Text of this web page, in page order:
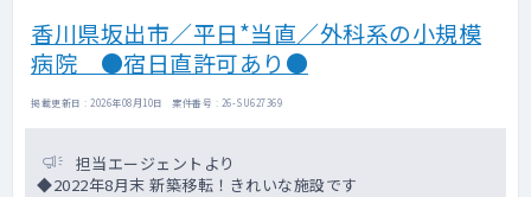
香川県坂出市／平日*当直／外科系の小規模
病院 ●宿日直許可あり●
掲載更新日 : 2026年08月10日 案件番号 : 26-SU627369
担当エージェントより
◆2022年8月末 新築移転！きれいな施設です